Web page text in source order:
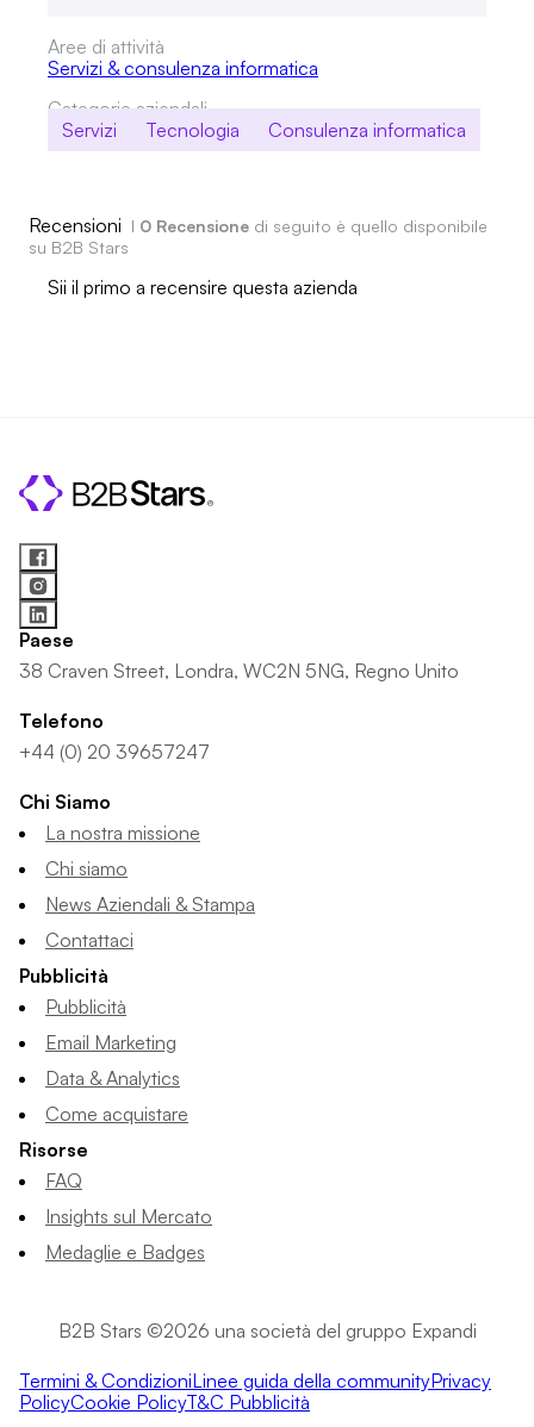
Aree di attività
Servizi & consulenza informatica
Categorie aziendali
Servizi
Tecnologia Consulenza informatica
Recensioni I 0 Recensione di seguito è quello disponibile
su B2B Stars
Sii il primo a recensire questa azienda
Paese
38 Craven Street, Londra, WC2N 5NG, Regno Unito
Telefono
+44 (0) 20 39657247
Chi Siamo
La nostra missione
Chi siamo
News Aziendali & Stampa
Contattaci
Pubblicità
Pubblicità
Email Marketing
Data & Analytics
Come acquistare
Risorse
FAQ
Insights sul Mercato
Medaglie e Badges
B2B Stars ©2026 una società del gruppo Expandi
Termini & CondizioniLinee guida della communityPrivacy
PolicyCookie PolicyT&C Pubblicità